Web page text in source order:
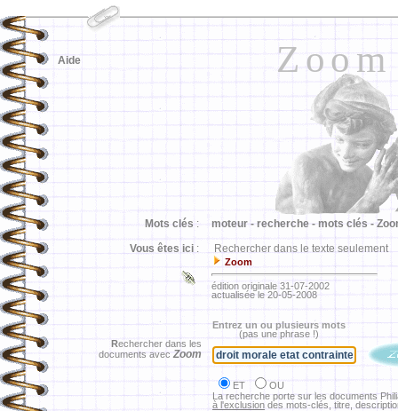
Zoom
Aide
Mots clés : moteur - recherche - mots clés -
Vous êtes ici : Rechercher dans le texte seulement
Zoom
édition originale 31-07-2002
actualisée le 20-05-2008
Rechercher dans les
documents avec Zoom
Entrez un ou plusieurs mots
(pas une phrase !)
ET
OU
La recherche porte sur les documents
à l'exclusion des mots-clés, titre,